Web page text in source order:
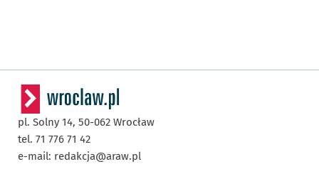
pl. Solny 14, 50-062 Wrocław
tel. 71 776 71 42
e-mail: redakcja@araw.pl